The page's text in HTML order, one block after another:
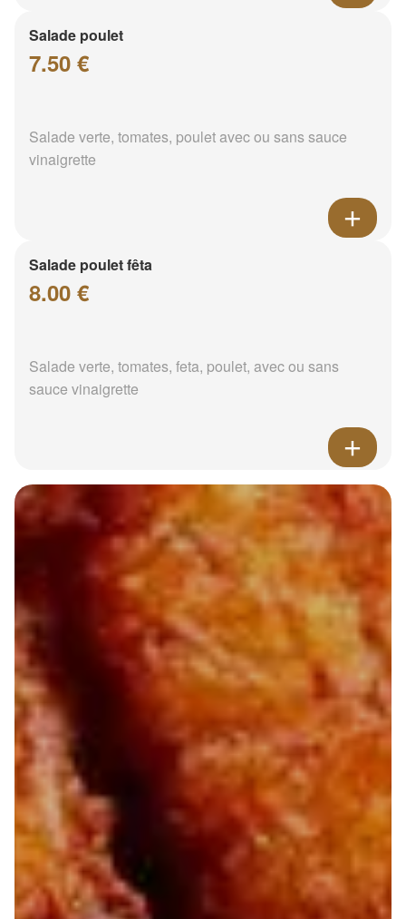
Salade poulet
7.50 €
Salade verte, tomates, poulet avec ou sans sauce
vinaigrette
Salade poulet fêta
8.00 €
Salade verte, tomates, feta, poulet, avec ou sans
sauce vinaigrette